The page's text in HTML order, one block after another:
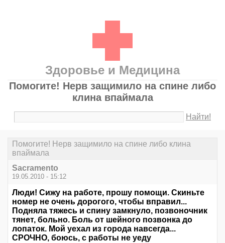
Здоровье и Медицина
Помогите! Нерв защимило на спине либо
клина впаймала
Найти!
Помогите! Нерв защимило на спине либо клина
впаймала
Sacramento
19.05.2010 - 15:12
Люди! Сижу на работе, прошу помощи. Скиньте
номер не очень дорогого, чтобы вправил...
Подняла тяжесь и спину замкнуло, позвоночник
тянет, больно. Боль от шейного позвонка до
лопаток. Мой уехал из города навсегда...
СРОЧНО, боюсь, с работы не уеду